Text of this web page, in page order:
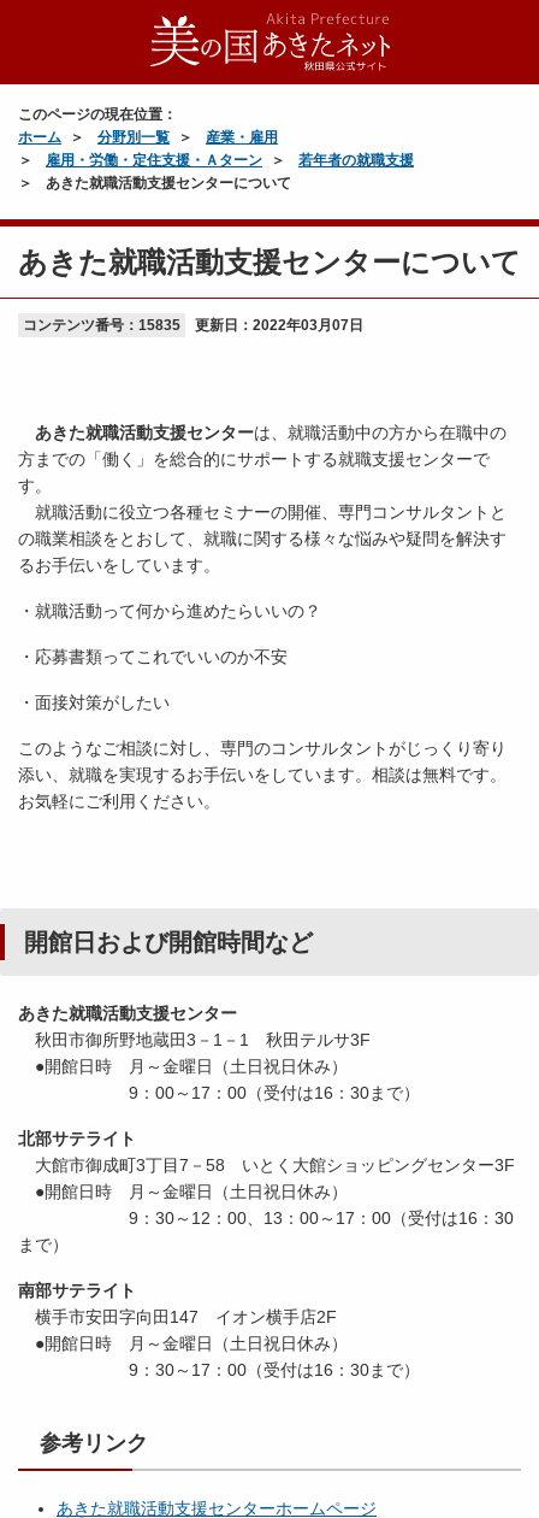
このページの現在位置：
ホーム
分野別一覧
産業・雇用
雇用・労働・定住支援・Ａターン
若年者の就職支援
あきた就職活動支援センターについて
あきた就職活動支援センターについて
コンテンツ番号：15835 更新日： 2022年03月07日
あきた就職活動支援センターは、就職活動中の方から在職中の
方までの「働く」を総合的にサポートする就職支援センターで
す。
就職活動に役立つ各種セミナーの開催、専門コンサルタントと
の職業相談をとおして、就職に関する様々な悩みや疑問を解決す
るお手伝いをしています。
・就職活動って何から進めたらいいの？
・応募書類ってこれでいいのか不安
・面接対策がしたい
このようなご相談に対し、専門のコンサルタントがじっくり寄り
添い、就職を実現するお手伝いをしています。相談は無料です。
お気軽にご利用ください。
開館日および開館時間など
あきた就職活動支援センター
秋田市御所野地蔵田3－1－1 秋田テルサ3F
●開館日時 月～金曜日（土日祝日休み）
9：00～17：00（受付は16：30まで）
北部サテライト
大館市御成町3丁目7－58 いとく大館ショッピングセンター3F
●開館日時 月～金曜日（土日祝日休み）
9：30～12：00、13：00～17：00（受付は16：30
まで）
南部サテライト
横手市安田字向田147 イオン横手店2F
●開館日時 月～金曜日（土日祝日休み）
9：30～17：00（受付は16：30まで）
参考リンク
あきた就職活動支援センターホームページ